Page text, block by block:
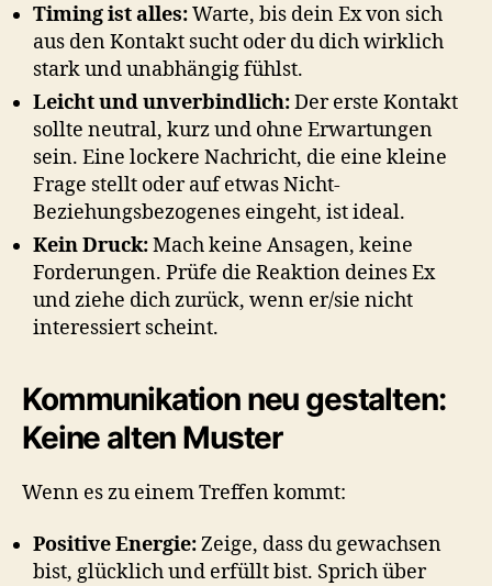
Timing ist alles:Warte, bis dein Ex von sich
aus den Kontakt sucht oder du dich wirklich
stark und unabhängig fühlst.
Leicht und unverbindlich:Der erste Kontakt
sollte neutral, kurz und ohne Erwartungen
sein. Eine lockere Nachricht, die eine kleine
Frage stellt oder auf etwas Nicht-
Beziehungsbezogenes eingeht, ist ideal.
Kein Druck:Mach keine Ansagen, keine
Forderungen. Prüfe die Reaktion deines Ex
und ziehe dich zurück, wenn er/sie nicht
interessiert scheint.
Kommunikation neu gestalten:
Keine alten Muster
Wenn es zu einem Treffen kommt:
Positive Energie:Zeige, dass du gewachsen
bist, glücklich und erfüllt bist. Sprich über